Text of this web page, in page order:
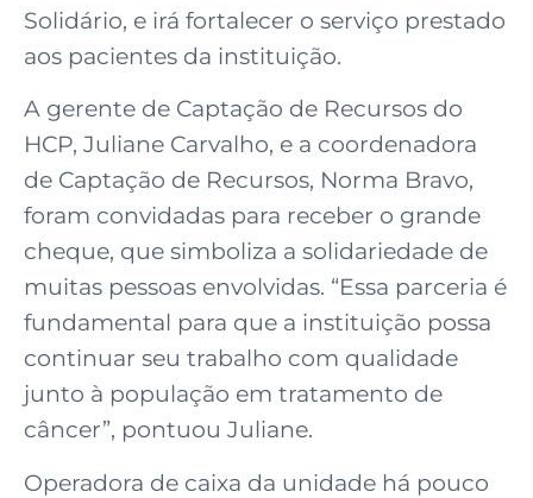
Solidário, e irá fortalecer o serviço prestado
aos pacientes da instituição.
A gerente de Captação de Recursos do
HCP, Juliane Carvalho, e a coordenadora
de Captação de Recursos, Norma Bravo,
foram convidadas para receber o grande
cheque, que simboliza a solidariedade de
muitas pessoas envolvidas. “Essa parceria é
fundamental para que a instituição possa
continuar seu trabalho com qualidade
junto à população em tratamento de
câncer”, pontuou Juliane.
Operadora de caixa da unidade há pouco